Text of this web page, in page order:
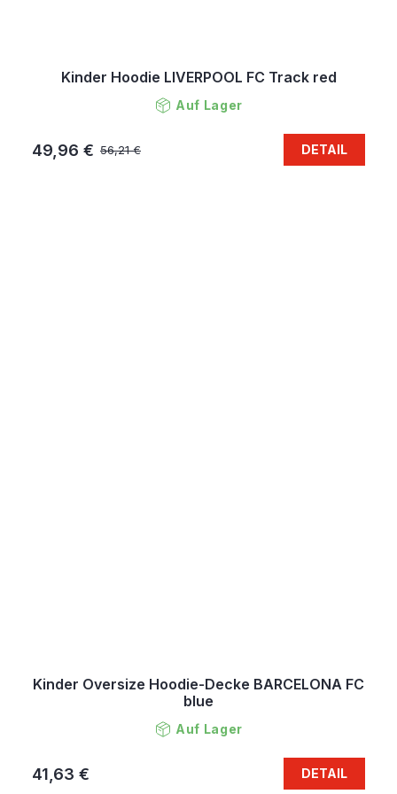
Kinder Hoodie LIVERPOOL FC Track red
Auf Lager
56,21 €
49,96 € DETAIL
Kinder Oversize Hoodie-Decke BARCELONA FC
blue
Auf Lager
41,63 € DETAIL